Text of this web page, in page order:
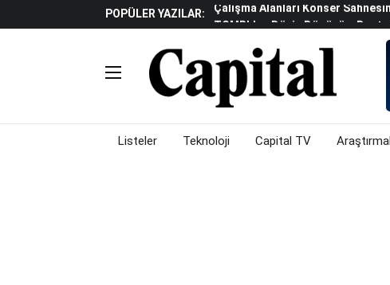
POPÜLER YAZILAR:
TCMB'den Döviz Dönüşüm
Katılım Bankaları Yılın Ilk
Küresel Piyasalarda Gelecek
Verisine Çevrildi
Altınay Savunma Grubu C-Level
Çalışma Alanları Konser
Listeler Teknoloji Capital TV